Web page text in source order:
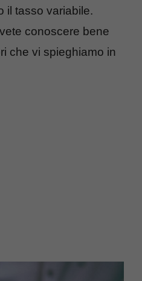
il tasso variabile.
conoscere bene
che vi spieghiamo in